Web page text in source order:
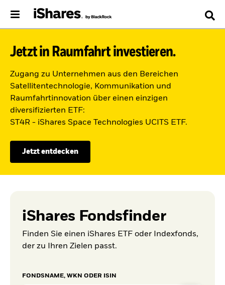
Jetzt in Raumfahrt investieren.
Zugang zu Unternehmen aus den Bereichen
Satellitentechnologie, Kommunikation und
Raumfahrtinnovation über einen einzigen
diversifizierten ETF:
ST4R - iShares Space Technologies UCITS ETF.
Jetzt entdecken
iShares Fondsfinder
Finden Sie einen iShares ETF oder Indexfonds,
der zu Ihren Zielen passt.
FONDSNAME, WKN ODER ISIN